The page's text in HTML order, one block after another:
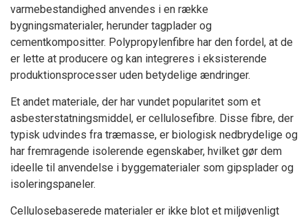
varmebestandighed anvendes i en række
bygningsmaterialer, herunder tagplader og
cementkompositter. Polypropylenfibre har den fordel, at de
er lette at producere og kan integreres i eksisterende
produktionsprocesser uden betydelige ændringer.
Et andet materiale, der har vundet popularitet som et
asbesterstatningsmiddel, er cellulosefibre. Disse fibre, der
typisk udvindes fra træmasse, er biologisk nedbrydelige og
har fremragende isolerende egenskaber, hvilket gør dem
ideelle til anvendelse i byggematerialer som gipsplader og
isoleringspaneler.
Cellulosebaserede materialer er ikke blot et miljøvenligt